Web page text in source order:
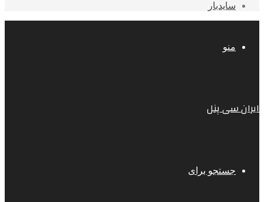
سایدبار
منو
ایران سی پنل
جستجو برای